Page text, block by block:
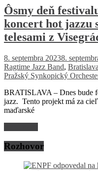
Ôsmy deň
koncert hot jazzu
telesami z
8. septembra 20238.
Ragtime Jazz Band,
Pražský Synkopický
BRATISLAVA – Dnes bude
jazz. Tento projekt má za
maďarské
Rozhovor